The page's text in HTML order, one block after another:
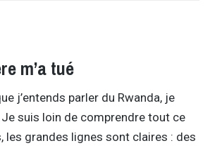
m’a tué
j’entends parler du Rwanda, je
suis loin de comprendre tout ce
les grandes lignes sont claires : des